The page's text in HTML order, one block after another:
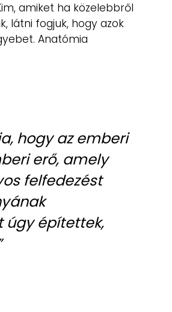
amiket ha közelebbről
látni fogjuk, hogy azok
Anatómia
hogy az emberi
erő, amely
felfedezést
úgy építettek,